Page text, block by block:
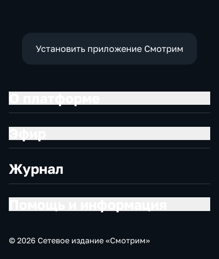
Установить приложение Смотрим
Журнал
© 2026 Сетевое издание «Смотрим»